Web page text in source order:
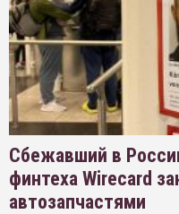
Сбежавший в
финтеха Wirecard
автозапчастями